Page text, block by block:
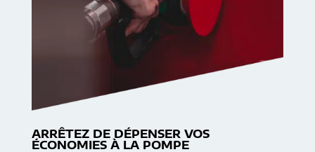
ARRÊTEZ DE DÉPENSER VOS
ÉCONOMIES À LA POMPE